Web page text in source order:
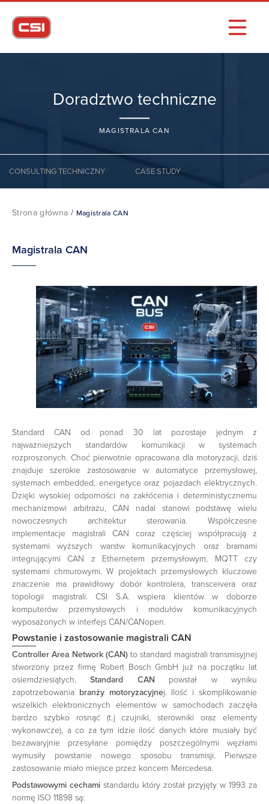
Doradztwo techniczne
MAGISTRALA CAN
CONSULTING TECHNICZNY CASE STUDY
Strona główna / Magistrala CAN
Magistrala CAN
Standard CAN od ponad 30 lat pozostaje jednym z
najważniejszych standardów komunikacji w systemach
rozproszonych. Choć pierwotnie opracowana dla motoryzacji, dziś
znajduje szerokie zastosowanie w automatyce przemysłowej,
systemach embedded, energetyce oraz pojazdach elektrycznych.
Dzięki wysokiej odporności na zakłócenia i deterministycznemu
mechanizmowi arbitrażu, CAN nadal stanowi podstawę wielu
nowoczesnych architektur sterowania. Współczesne
implementacje magistrali CAN coraz częściej współpracują z
systemami wyższych warstw komunikacyjnych oraz bramami
integrującymi CAN z Ethernetem przemysłowym, MQTT czy
systemami chmurowymi. W projektach przemysłowych kluczowe
znaczenie ma prawidłowy dobór kontrolera, transceivera oraz
topologii magistrali. CSI S.A. wspiera klientów w doborze
komputerów przemysłowych i modułów komunikacyjnych
wyposażonych w interfejs CAN/CANopen.
Powstanie i zastosowanie magistrali CAN
Controller Area Network (CAN) to standard magistrali transmisyjnej
stworzony przez firmę Robert Bosch GmbH już na początku lat
osiemdziesiątych.Standard CAN powstał w wyniku
zapotrzebowania branży motoryzacyjnej. Ilość i skomplikowanie
wszelkich elektronicznych elementów w samochodach zaczęła
bardzo szybko rosnąć (t.j czujniki, sterowniki oraz elementy
wykonawcze), a co za tym idzie ilość danych które musiały być
bezawaryjnie przesyłane pomiędzy poszczególnymi węzłami
wymusiły powstanie nowego sposobu transmisji. Pierwsze
zastosowanie miało miejsce przez koncern Mercedesa.
Podstawowymi cechami standardu który został przyjęty w 1993 za
normę ISO 11898 są: